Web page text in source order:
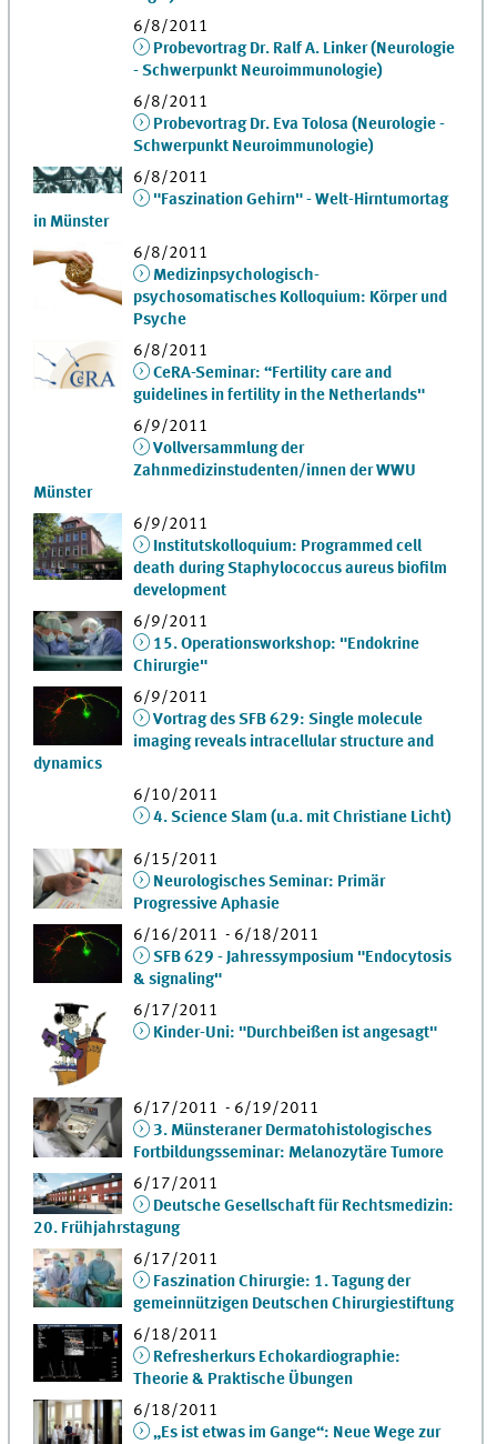
6/8/2011
Probevortrag Dr. Ralf A. Linker (Neurologie
- Schwerpunkt Neuroimmunologie)
6/8/2011
Probevortrag Dr. Eva Tolosa (Neurologie -
Schwerpunkt Neuroimmunologie)
6/8/2011
"Faszination Gehirn" - Welt-Hirntumortag
in Münster
6/8/2011
Medizinpsychologisch-
psychosomatisches Kolloquium: Körper und
Psyche
6/8/2011
CeRA-Seminar: “Fertility care and
guidelines in fertility in the Netherlands"
6/9/2011
Vollversammlung der
Zahnmedizinstudenten/innen der WWU
Münster
6/9/2011
Institutskolloquium: Programmed cell
death during Staphylococcus aureus biofilm
development
6/9/2011
15. Operationsworkshop: "Endokrine
Chirurgie"
6/9/2011
Vortrag des SFB 629: Single molecule
imaging reveals intracellular structure and
dynamics
6/10/2011
4. Science Slam (u.a. mit Christiane Licht)
6/15/2011
Neurologisches Seminar: Primär
Progressive Aphasie
6/16/2011 - 6/18/2011
SFB 629 - Jahressymposium "Endocytosis
& signaling"
6/17/2011
Kinder-Uni: "Durchbeißen ist angesagt"
6/17/2011 - 6/19/2011
3. Münsteraner Dermatohistologisches
Fortbildungsseminar: Melanozytäre Tumore
6/17/2011
Deutsche Gesellschaft für Rechtsmedizin:
20. Frühjahrstagung
6/17/2011
Faszination Chirurgie: 1. Tagung der
gemeinnützigen Deutschen Chirurgiestiftung
6/18/2011
Refresherkurs Echokardiographie:
Theorie & Praktische Übungen
6/18/2011
„Es ist etwas im Gange“: Neue Wege zur